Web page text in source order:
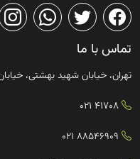
تماس با ما
تهران، خیابان شهید بهشتی، خیابان
41708 021
88546909 021